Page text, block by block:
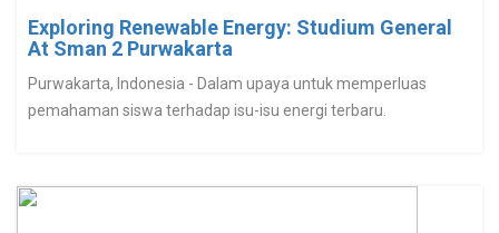
Exploring Renewable Energy: Studium General
At Sman 2 Purwakarta
Purwakarta, Indonesia - Dalam upaya untuk memperluas
pemahaman siswa terhadap isu-isu energi terbaru.